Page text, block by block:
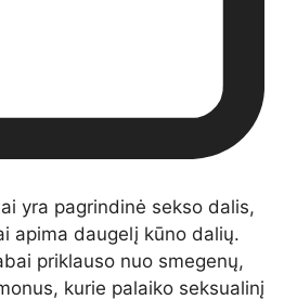
yra pagrindinė sekso dalis,
apima daugelį kūno dalių.
priklauso nuo smegenų,
kurie palaiko seksualinį